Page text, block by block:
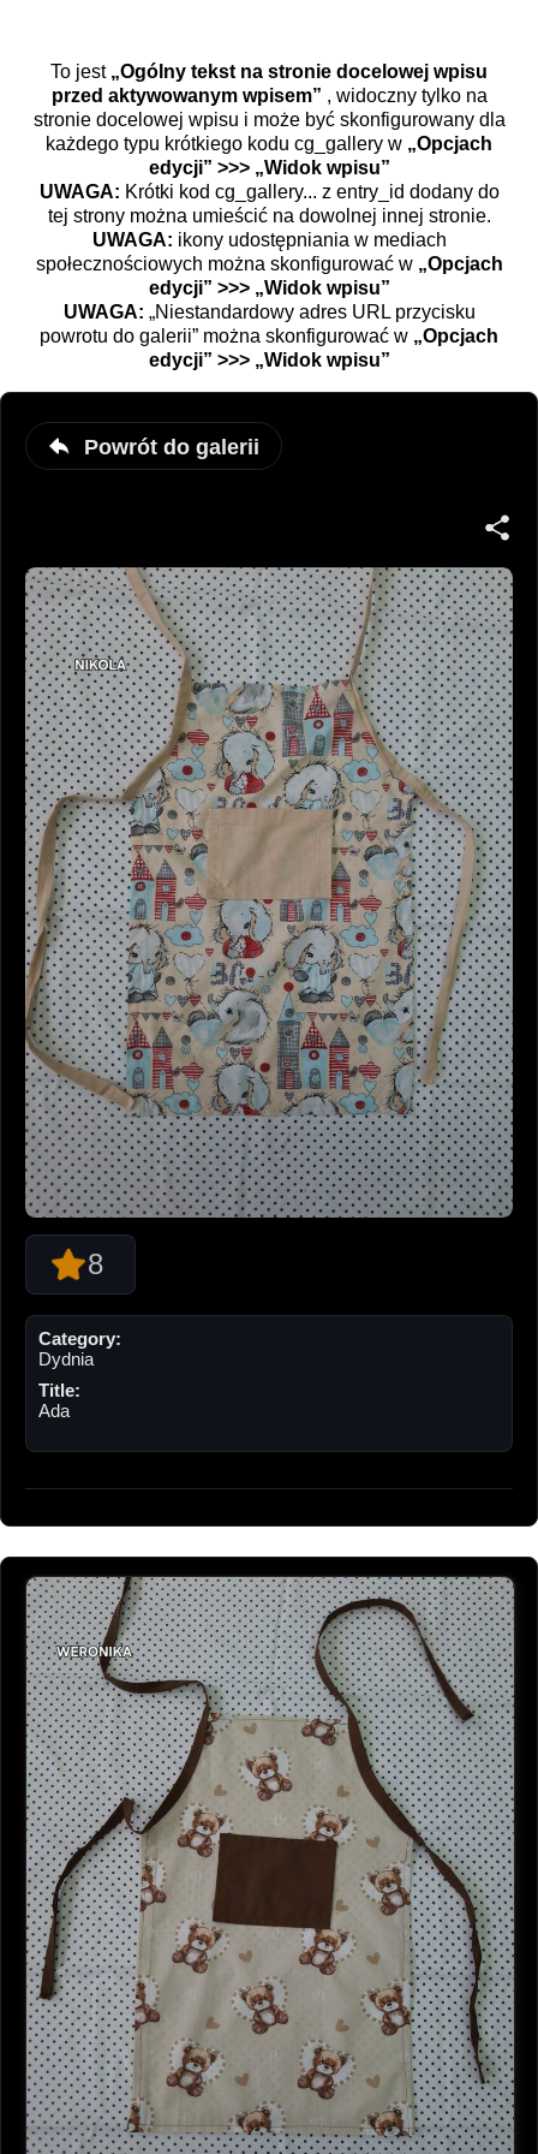
To jest „Ogólny tekst na stronie docelowej wpisu
przed aktywowanym wpisem” , widoczny tylko na
stronie docelowej wpisu i może być skonfigurowany dla
każdego typu krótkiego kodu cg_gallery w „Opcjach
edycji” >>> „Widok wpisu”
UWAGA: Krótki kod cg_gallery... z entry_id dodany do
tej strony można umieścić na dowolnej innej stronie.
UWAGA: ikony udostępniania w mediach
społecznościowych można skonfigurować w „Opcjach
edycji” >>> „Widok wpisu”
UWAGA: „Niestandardowy adres URL przycisku
powrotu do galerii” można skonfigurować w „Opcjach
edycji” >>> „Widok wpisu”
Powrót do galerii
8
Category:
Dydnia
Title:
Ada